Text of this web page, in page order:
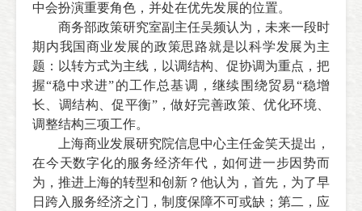
中会扮演重要角色，并处在优先发展的位置。
商务部政策研究室副主任吴频认为，未来一段时
期内我国商业发展的政策思路就是以科学发展为主
题：以转方式为主线，以调结构、促协调为重点，把
握“稳中求进”的工作总基调，继续围绕贸易“稳增
长、调结构、促平衡”，做好完善政策、优化环境、
调整结构三项工作。
上海商业发展研究院信息中心主任金笑天提出，
在今天数字化的服务经济年代，如何进一步因势而
为，推进上海的转型和创新？他认为，首先，为了早
日跨入服务经济之门，制度保障不可或缺；第二，应